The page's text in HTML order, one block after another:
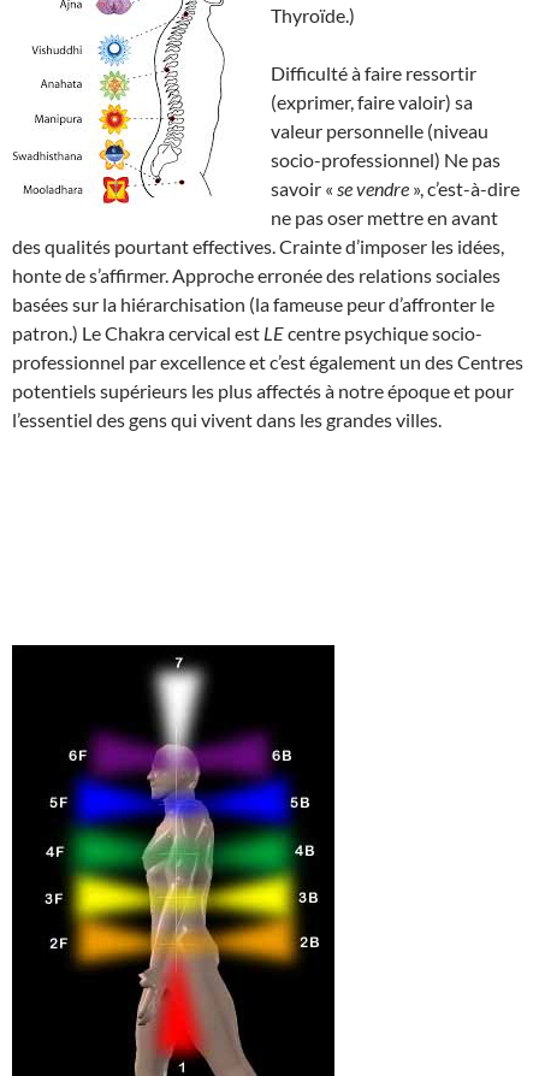
Thyroïde.)
Difficulté à faire ressortir
(exprimer, faire valoir) sa
valeur personnelle (niveau
socio-professionnel) Ne pas
savoir « se vendre », c’est-à-dire
ne pas oser mettre en avant
des qualités pourtant effectives. Crainte d’imposer les idées,
honte de s’affirmer. Approche erronée des relations sociales
basées sur la hiérarchisation (la fameuse peur d’affronter le
patron.) Le Chakra cervical est LEcentre psychique socio-
professionnel par excellence et c’est également un des Centres
potentiels supérieurs les plus affectés à notre époque et pour
l’essentiel des gens qui vivent dans les grandes villes.